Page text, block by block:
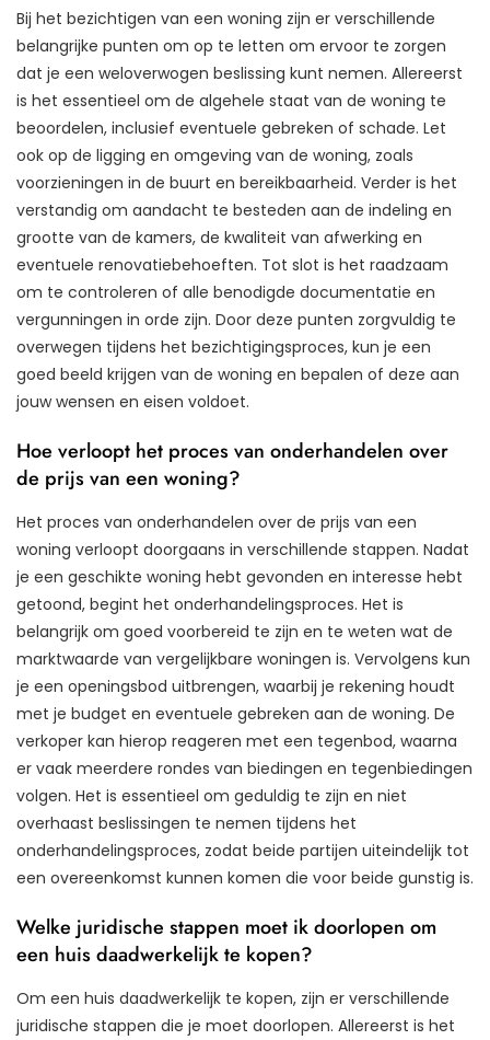
Bij het bezichtigen van een woning zijn er verschillende
belangrijke punten om op te letten om ervoor te zorgen
dat je een weloverwogen beslissing kunt nemen. Allereerst
is het essentieel om de algehele staat van de woning te
beoordelen, inclusief eventuele gebreken of schade. Let
ook op de ligging en omgeving van de woning, zoals
voorzieningen in de buurt en bereikbaarheid. Verder is het
verstandig om aandacht te besteden aan de indeling en
grootte van de kamers, de kwaliteit van afwerking en
eventuele renovatiebehoeften. Tot slot is het raadzaam
om te controleren of alle benodigde documentatie en
vergunningen in orde zijn. Door deze punten zorgvuldig te
overwegen tijdens het bezichtigingsproces, kun je een
goed beeld krijgen van de woning en bepalen of deze aan
jouw wensen en eisen voldoet.
Hoe verloopt het proces van onderhandelen over
de prijs van een woning?
Het proces van onderhandelen over de prijs van een
woning verloopt doorgaans in verschillende stappen. Nadat
je een geschikte woning hebt gevonden en interesse hebt
getoond, begint het onderhandelingsproces. Het is
belangrijk om goed voorbereid te zijn en te weten wat de
marktwaarde van vergelijkbare woningen is. Vervolgens kun
je een openingsbod uitbrengen, waarbij je rekening houdt
met je budget en eventuele gebreken aan de woning. De
verkoper kan hierop reageren met een tegenbod, waarna
er vaak meerdere rondes van biedingen en tegenbiedingen
volgen. Het is essentieel om geduldig te zijn en niet
overhaast beslissingen te nemen tijdens het
onderhandelingsproces, zodat beide partijen uiteindelijk tot
een overeenkomst kunnen komen die voor beide gunstig is.
Welke juridische stappen moet ik doorlopen om
een huis daadwerkelijk te kopen?
Om een huis daadwerkelijk te kopen, zijn er verschillende
juridische stappen die je moet doorlopen. Allereerst is het